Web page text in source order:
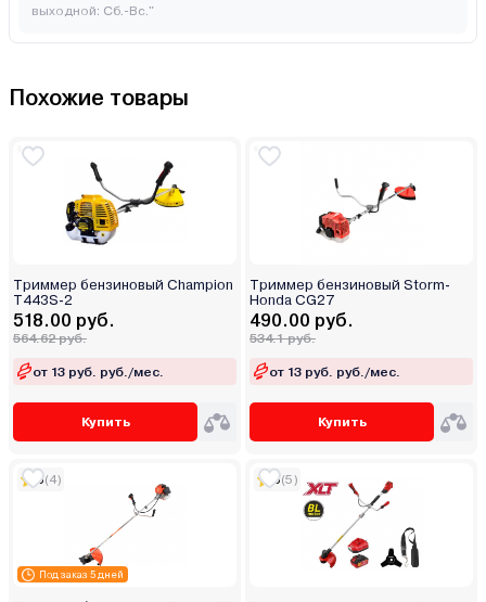
выходной: Cб.-Вс."
Похожие товары
Триммер бензиновый Champion
T443S-2
518.00 руб.
564.62 руб.
от 13 руб. руб./мес.
Купить
Триммер бензиновый Storm-
Honda CG27
490.00 руб.
534.1 руб.
от 13 руб. руб./мес.
Купить
Под заказ 5 дней
5(4) 5(5)